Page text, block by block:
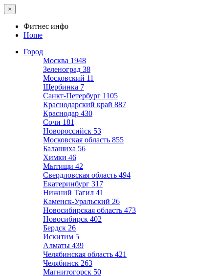
×
Фитнес инфо
Home
Город
Москва 1948
Зеленоград 38
Московский 11
Щербинка 7
Санкт-Петербург 1105
Краснодарский край 887
Краснодар 430
Сочи 181
Новороссийск 53
Московская область 855
Балашиха 56
Химки 46
Мытищи 42
Свердловская область 494
Екатеринбург 317
Нижний Тагил 41
Каменск-Уральский 26
Новосибирская область 473
Новосибирск 402
Бердск 26
Искитим 5
Алматы 439
Челябинская область 421
Челябинск 263
Магнитогорск 50